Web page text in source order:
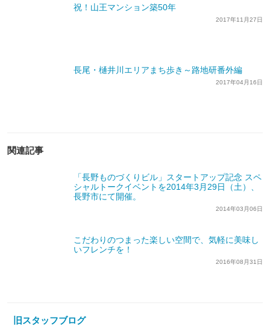
祝！山王マンション築50年
2017年11月27日
長尾・樋井川エリアまち歩き～路地研番外編
2017年04月16日
関連記事
「長野ものづくりビル」スタートアップ記念 スペ
シャルトークイベントを2014年3月29日（土）、
長野市にて開催。
2014年03月06日
こだわりのつまった楽しい空間で、気軽に美味し
いフレンチを！
2016年08月31日
旧スタッフブログ